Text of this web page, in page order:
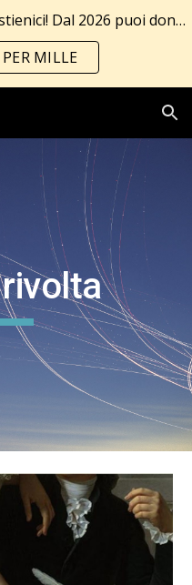
Skip to navigation
Versa la quota associativa e sostienici! Dal 2026 puoi donare anche il 5 per mille!!! Tutte le info al link
MILLE